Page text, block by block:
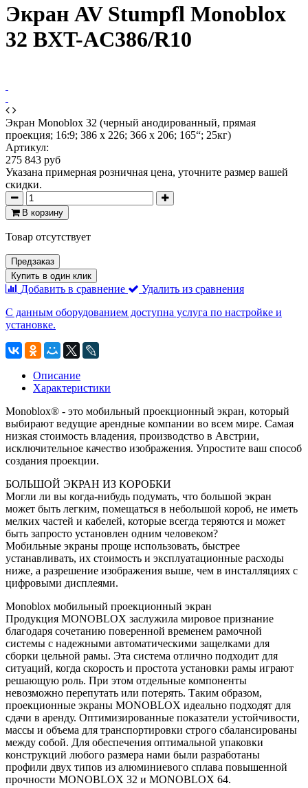
Экран AV Stumpfl Monoblox
32 BXT-AC386/R10
Экран Monoblox 32 (черный анодированный, прямая
проекция; 16:9; 386 x 226; 366 x 206; 165“; 25кг)
Артикул:
275 843 руб
Указана примерная розничная цена, уточните размер вашей
скидки.
В корзину
Товар отсутствует
Предзаказ
Купить в один клик
Добавить в сравнение
Удалить из сравнения
С данным оборудованием доступна услуга по настройке и
установке.
Описание
Характеристики
Monoblox® - это мобильный проекционный экран, который
выбирают ведущие арендные компании во всем мире. Самая
низкая стоимость владения, производство в Австрии,
исключительное качество изображения. Упростите ваш способ
создания проекции.
БОЛЬШОЙ ЭКРАН ИЗ КОРОБКИ
Могли ли вы когда-нибудь подумать, что большой экран
может быть легким, помещаться в небольшой короб, не иметь
мелких частей и кабелей, которые всегда теряются и может
быть запросто установлен одним человеком?
Мобильные экраны проще использовать, быстрее
устанавливать, их стоимость и эксплуатационные расходы
ниже, а разрешение изображения выше, чем в инсталляциях с
цифровыми дисплеями.
Monoblox мобильный проекционный экран
Продукция MONOBLOX заслужила мировое признание
благодаря сочетанию поверенной временем рамочной
системы с надежными автоматическими защелками для
сборки цельной рамы. Эта система отлично подходит для
ситуаций, когда скорость и простота установки рамы играют
решающую роль. При этом отдельные компоненты
невозможно перепутать или потерять. Таким образом,
проекционные экраны MONOBLOX идеально подходят для
сдачи в аренду. Оптимизированные показатели устойчивости,
массы и объема для транспортировки строго сбалансированы
между собой. Для обеспечения оптимальной упаковки
конструкций любого размера нами были разработаны
профили двух типов из алюминиевого сплава повышенной
прочности MONOBLOX 32 и MONOBLOX 64.